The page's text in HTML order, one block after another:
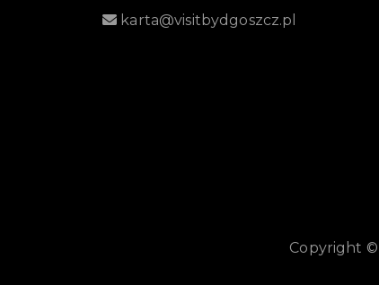
karta@visitbydgoszcz.pl
Copyright ©